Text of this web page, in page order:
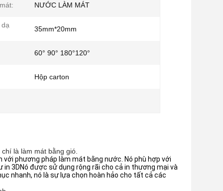
NƯỚC LÀM MÁT
35mm*20mm
60° 90° 180°120°
Hộp carton
là làm mát bằng gió.
phương pháp làm mát bằng nước. Nó phù hợp với
3DNó được sử dụng rộng rãi cho cả in thương mại và
nhanh, nó là sự lựa chọn hoàn hảo cho tất cả các